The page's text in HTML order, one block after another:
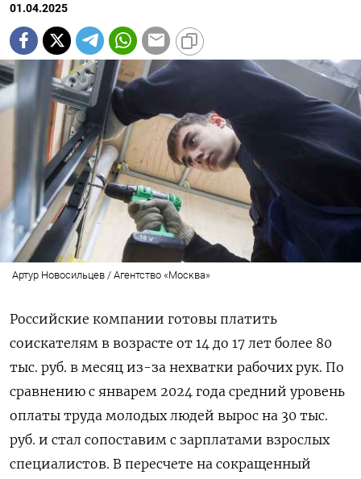
01.04.2025
Артур Новосильцев / Агентство «Москва»
Российские компании готовы платить
соискателям в возрасте от 14 до 17 лет более 80
тыс. руб. в месяц из-за нехватки рабочих рук. По
сравнению с январем 2024 года средний уровень
оплаты труда молодых людей вырос на 30 тыс.
руб. и стал сопоставим с зарплатами взрослых
специалистов. В пересчете на сокращенный